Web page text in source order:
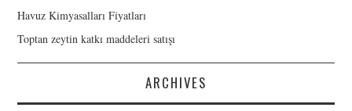
Havuz Kimyasalları Fiyatları
Toptan zeytin katkı maddeleri satışı
ARCHIVES